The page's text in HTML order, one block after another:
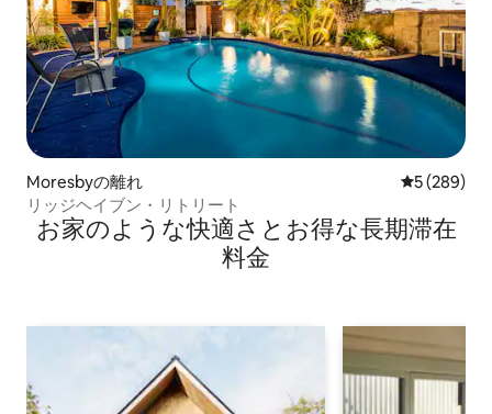
Moresbyの離れ レビュー
5 (289)
リッジヘイブン・リトリート
お家のような快⁠適⁠さ⁠とお⁠得⁠な長⁠期⁠滞⁠在
料⁠金